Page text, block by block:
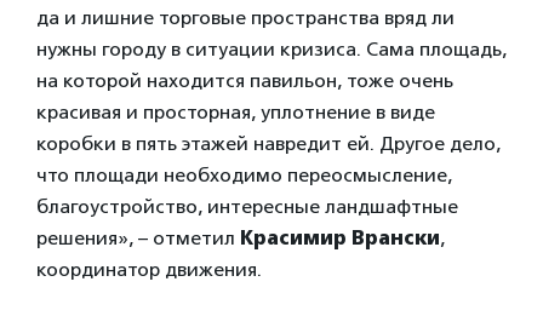
да и лишние торговые пространства вряд ли
нужны городу в ситуации кризиса. Сама площадь,
на которой находится павильон, тоже очень
красивая и просторная, уплотнение в виде
коробки в пять этажей навредит ей. Другое дело,
что площади необходимо переосмысление,
благоустройство, интересные ландшафтные
решения», – отметил Красимир Врански,
координатор движения.